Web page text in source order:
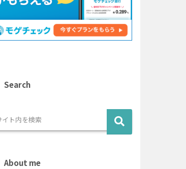
Search
About me